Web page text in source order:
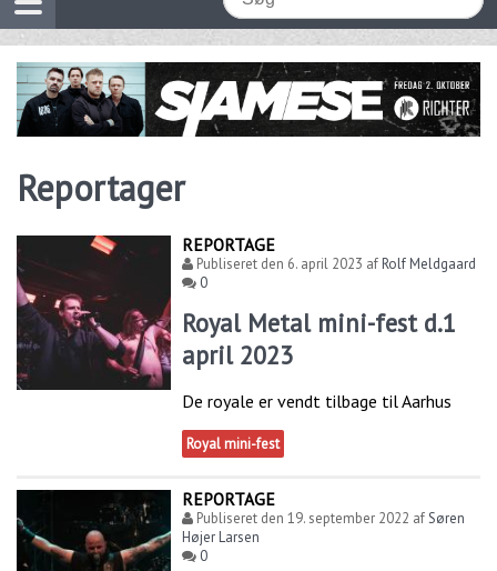
Reportager
REPORTAGE
Publiseret den 6. april 2023 afRolf Meldgaard
0
Royal Metal mini-fest d.1
april 2023
De royale er vendt tilbage til Aarhus
Royal mini-fest
REPORTAGE
Publiseret den19. september 2022 afSøren
Højer Larsen
0